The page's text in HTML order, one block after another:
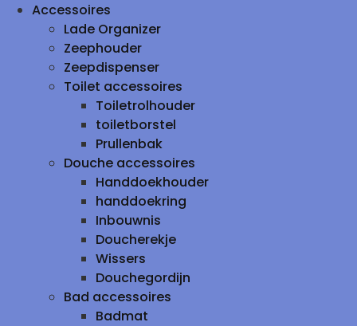
Accessoires
Lade Organizer
Zeephouder
Zeepdispenser
Toilet accessoires
Toiletrolhouder
toiletborstel
Prullenbak
Douche accessoires
Handdoekhouder
handdoekring
Inbouwnis
Doucherekje
Wissers
Douchegordijn
Bad accessoires
Badmat